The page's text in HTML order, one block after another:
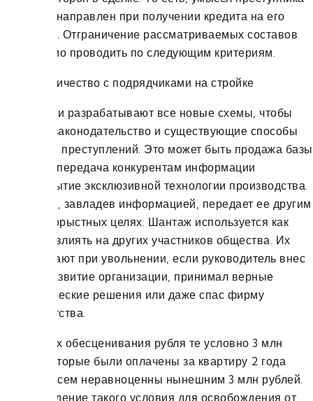
заведомо направлен при получении кредита на его
невозврат. Отграничение рассматриваемых составов
необходимо проводить по следующим критериям.
Сотрудники разрабатывают все новые схемы, чтобы
обходить законодательство и существующие способы
раскрытия преступлений. Это может быть продажа базы
клиентов, передача конкурентам информации
или раскрытие эксклюзивной технологии производства.
Сотрудник, завладев информацией, передает ее другим
лицам в корыстных целях. Шантаж используется как
способ повлиять на других участников общества. Их
выплачивают при увольнении, если руководитель внес
вклад в развитие организации, принимал верные
управленческие решения или даже спас фирму
от банкротства.
В условиях обесценивания рубля те условно 3 млн
рублей, которые были оплачены за квартиру 2 года
назад, совсем неравноценны нынешним 3 млн рублей.
Происхождение такого условия для освобождения от